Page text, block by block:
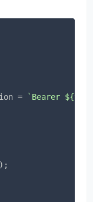
=
`Bearer